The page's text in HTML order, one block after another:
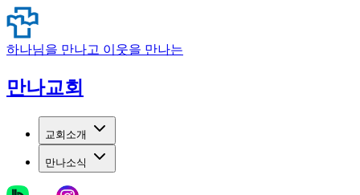
하나님을 만나고 이웃을 만나는
만나교회
교회소개
만나소식